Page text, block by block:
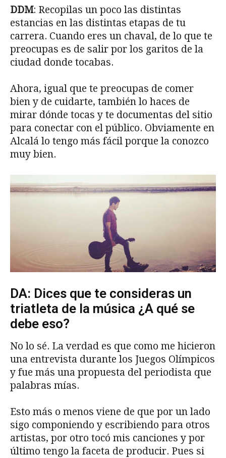
DDM: Recopilas un poco las distintas
estancias en las distintas etapas de tu
carrera. Cuando eres un chaval, de lo que te
preocupas es de salir por los garitos de la
ciudad donde tocabas.
Ahora, igual que te preocupas de comer
bien y de cuidarte, también lo haces de
mirar dónde tocas y te documentas del sitio
para conectar con el público. Obviamente en
Alcalá lo tengo más fácil porque la conozco
muy bien.
DA: Dices que te consideras un
triatleta de la música ¿A qué se
debe eso?
No lo sé. La verdad es que como me hicieron
una entrevista durante los Juegos Olímpicos
y fue más una propuesta del periodista que
palabras mías.
Esto más o menos viene de que por un lado
sigo componiendo y escribiendo para otros
artistas, por otro tocó mis canciones y por
último tengo la faceta de producir. Pues si